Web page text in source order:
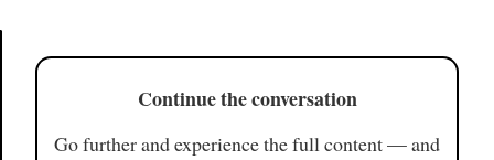
Continue the conversation
Go further and experience the full content — and